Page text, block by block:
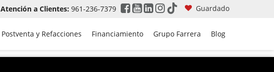
Atención a Clientes: 961-236-7379 Guardado
Postventa y Refacciones Financiamiento Grupo Farrera Blog